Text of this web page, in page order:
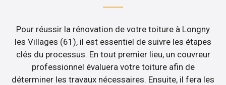
Pour réussir la rénovation de votre toiture à Longny
les Villages (61), il est essentiel de suivre les étapes
clés du processus. En tout premier lieu, un couvreur
professionnel évaluera votre toiture afin de
déterminer les travaux nécessaires. Ensuite, il fera les